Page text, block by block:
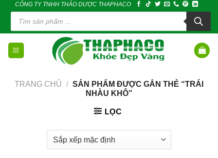
content
CÔNG TY TNHH THẢO DƯỢC THAPHACO
Tìm
kiếm
phẩm
TRANG CHỦ / SẢN PHẨM ĐƯỢC GẮN THẺ “TRÁI
NHÀU KHÔ”
LỌC